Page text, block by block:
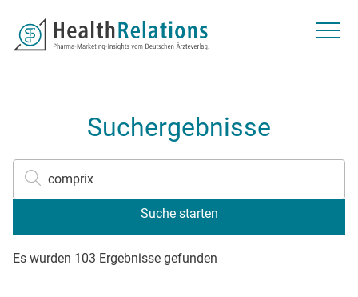
Kontakt
Newsletter
Suchen
Suchergebnisse
Suchfeld
Suche starten
Es wurden 103 Ergebnisse gefunden